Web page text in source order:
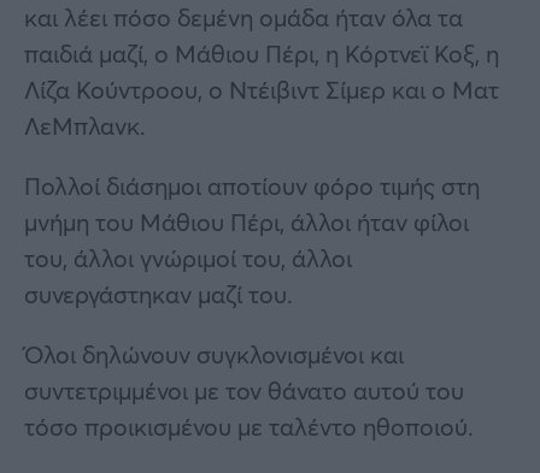
και λέει πόσο δεμένη ομάδα ήταν όλα τα
παιδιά μαζί, ο Μάθιου Πέρι, η Κόρτνεϊ Κοξ, η
Λίζα Κούντροου, ο Ντέιβιντ Σίμερ και ο Ματ
ΛεΜπλανκ.
Πολλοί διάσημοι αποτίουν φόρο τιμής στη
μνήμη του Μάθιου Πέρι, άλλοι ήταν φίλοι
του, άλλοι γνώριμοί του, άλλοι
συνεργάστηκαν μαζί του.
Όλοι δηλώνουν συγκλονισμένοι και
συντετριμμένοι με τον θάνατο αυτού του
τόσο προικισμένου με ταλέντο ηθοποιού.